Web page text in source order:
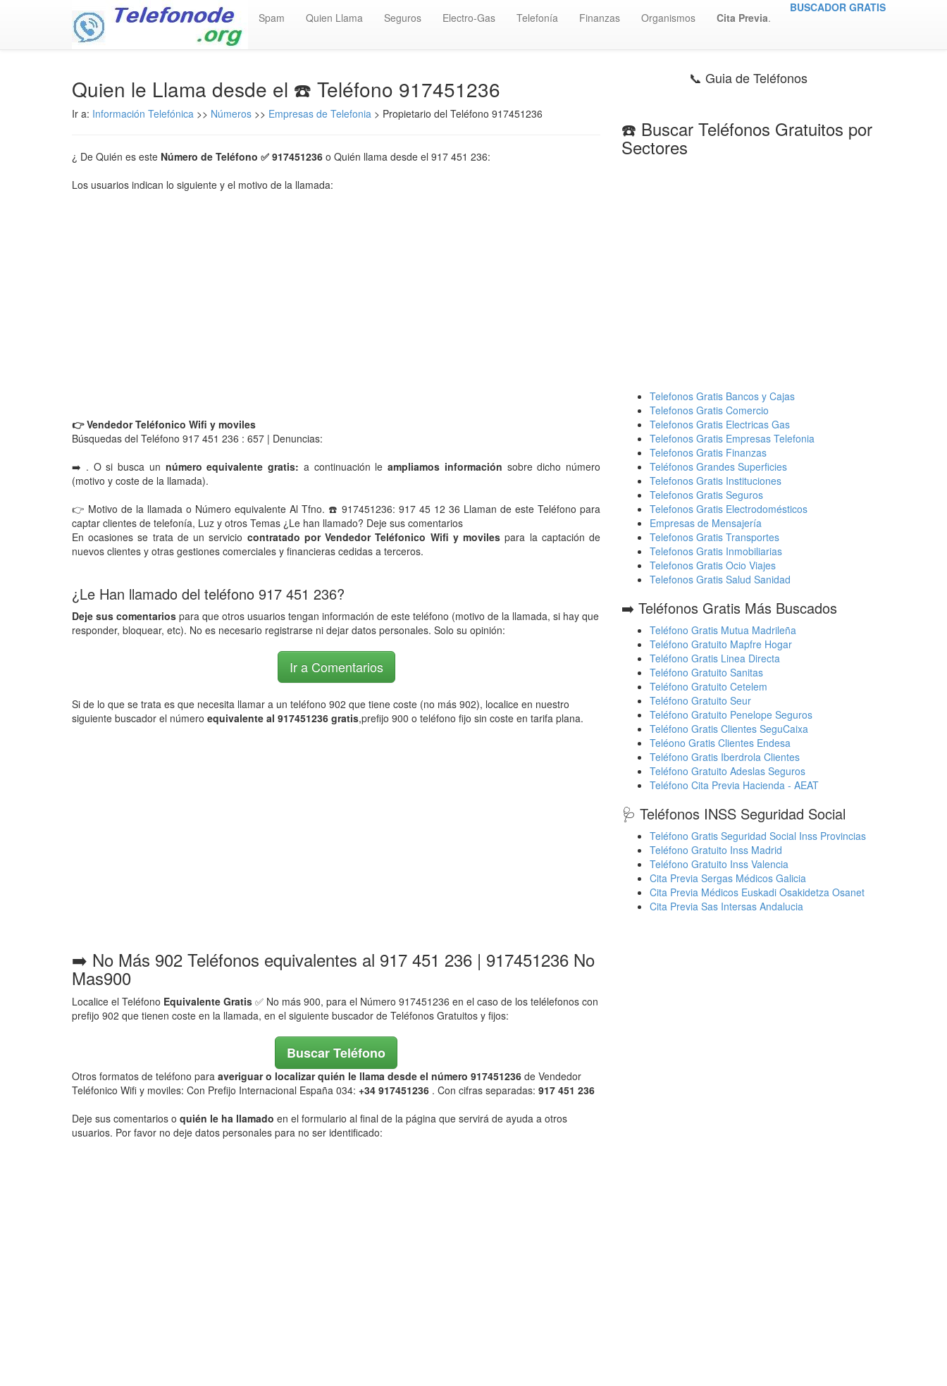
Spam Quien Llama Seguros Electro-Gas Telefonía Finanzas Organismos Cita Previa.
BUSCADOR GRATIS
Quien le Llama desde el ☎️ Teléfono 917451236
Ir a: Información Telefónica >> Números >> Empresas de Telefonia > Propietario del Teléfono 917451236
¿ De Quién es este Número de Teléfono ✅ 917451236 o Quién llama desde el 917 451 236:
Los usuarios indican lo siguiente y el motivo de la llamada:
👉 Vendedor Teléfonico Wifi y moviles
Búsquedas del Teléfono 917 451 236 : 657 | Denuncias:
➡️ . O si busca un número equivalente gratis: a continuación le ampliamos información sobre dicho número
(motivo y coste de la llamada).
👉 Motivo de la llamada o Número equivalente Al Tfno. ☎️ 917451236: 917 45 12 36 Llaman de este Teléfono para
captar clientes de telefonía, Luz y otros Temas ¿Le han llamado? Deje sus comentarios
En ocasiones se trata de un servicio contratado por Vendedor Teléfonico Wifi y movilespara la captación de
nuevos clientes y otras gestiones comerciales y financieras cedidas a terceros.
¿Le Han llamado del teléfono 917 451 236?
Deje sus comentarios para que otros usuarios tengan información de este teléfono (motivo de la llamada, si hay que
responder, bloquear, etc). No es necesario registrarse ni dejar datos personales. Solo su opinión:
Ir a Comentarios
Si de lo que se trata es que necesita llamar a un teléfono 902 que tiene coste (no más 902), localice en nuestro
siguiente buscador el número equivalente al 917451236 gratis,prefijo 900 o teléfono fijo sin coste en tarifa plana.
➡️ No Más 902 Teléfonos equivalentes al 917 451 236 | 917451236 No
Mas900
Localice el Teléfono Equivalente Gratis ✅ No más 900, para el Número 917451236 en el caso de los telélefonos con
prefijo 902 que tienen coste en la llamada, en el siguiente buscador de Teléfonos Gratuitos y fijos:
Buscar Teléfono
Otros formatos de teléfono para averiguar o localizar quién le llama desde el número 917451236 de Vendedor
Teléfonico Wifi y moviles: Con Prefijo Internacional España 034: +34 917451236 . Con cifras separadas: 917 451 236
Deje sus comentarios o quién le ha llamado en el formulario al final de la página que servirá de ayuda a otros
usuarios. Por favor no deje datos personales para no ser identificado:
📞 Guia de Teléfonos
☎️ Buscar Teléfonos Gratuitos por
Sectores
Telefonos Gratis Bancos y Cajas
Telefonos Gratis Comercio
Telefonos Gratis Electricas Gas
Telefonos Gratis Empresas Telefonia
Telefonos Gratis Finanzas
Teléfonos Grandes Superficies
Telefonos Gratis Instituciones
Telefonos Gratis Seguros
Telefonos Gratis Electrodomésticos
Empresas de Mensajería
Telefonos Gratis Transportes
Telefonos Gratis Inmobiliarias
Telefonos Gratis Ocio Viajes
Telefonos Gratis Salud Sanidad
➡️ Teléfonos Gratis Más Buscados
Teléfono Gratis Mutua Madrileña
Teléfono Gratuito Mapfre Hogar
Teléfono Gratis Linea Directa
Teléfono Gratuito Sanitas
Teléfono Gratuito Cetelem
Teléfono Gratuito Seur
Teléfono Gratuito Penelope Seguros
Teléfono Gratis Clientes SeguCaixa
Teléono Gratis Clientes Endesa
Teléfono Gratis Iberdrola Clientes
Teléfono Gratuito Adeslas Seguros
Teléfono Cita Previa Hacienda - AEAT
🩺 Teléfonos INSS Seguridad Social
Teléfono Gratis Seguridad Social Inss Provincias
Teléfono Gratuito Inss Madrid
Teléfono Gratuito Inss Valencia
Cita Previa Sergas Médicos Galicia
Cita Previa Médicos Euskadi Osakidetza Osanet
Cita Previa Sas Intersas Andalucia